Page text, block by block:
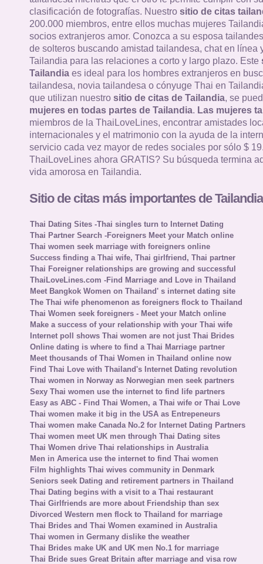
clasificación de fotografías. Nuestro sitio de citas
200.000 miembros, entre ellos muchas mujeres
socios extranjeros amor. Conozca a su esposa
de solteros buscando amistad tailandesa, chat en línea
Tailandia para las relaciones a corto y largo plazo. Este
Tailandiaes ideal para los hombres extranjeros en
tailandesa, novia tailandesa o cónyuge Thai en
que utilizan nuestro sitio de citas de Tailandia, se
mujeres en todas partes de Tailandia. Las mujeres
miembros de la ThaiLoveLines, encontrar amistades
internacionales y el matrimonio con la ayuda de la
servicio cada vez mayor de redes sociales por sólo $
ThaiLoveLines ahora GRATIS? Su búsqueda termina
vida amorosa en Tailandia.
Sitio de citas más importantes de
Thai Dating Sites -Thai singles turn to Internet Dating
Thai Partner Search -Foreigners Meet your Match online
Thai women seek marriage with foreigners online
Success finding a Thai wife, Thai girlfriend, Thai partner
Thai Foreigner relationships are growing and successful
ThaiLoveLines.com -Find Marriage and Love in Thailand
Meet Bangkok Women on Thailand' s internet dating site
The Thai wife phenomenon as foreigners flock to Thailand
Thai Women seek foreigners - Meet your Match online
Make a success of your relationship with your Thai wife
Internet poll shows Thai women are not just Thai Brides
Online dating is where to find a Thai Marriage partner
Meet thousands of Thai Women in Thailand online now
Find Thai Love with Thailand's Internet Dating revolution
Thai women in Norway as Norwegian men seek partners
Sexy Thai women use the internet to find life partners
Easy as ABC - Find Thai Women, a Thai wife or Thai Love
Thai women make it big in the USA as Entrepeneurs
Thai women make Canada No.2 for Internet Dating Partners
Thai women meet UK men through Thai Dating sites
Thai Women drive Thai relationships in Australia
Men in America use the internet to find Thai women
Film highlights Thai wives community in Denmark
Seniors seek Dating and retirement partners in Thailand
Thai Dating begins with a visit to a Thai restaurant
Thai Girlfriends are more about Friendship than sex
Divorced Western men flock to Thailand for marriage
Thai Brides and Thai Women examined in Australia
Thai women in Germany dislike the weather
Thai Brides make UK and UK men No.1 for marriage
Thai Bride sues Great Britain after marriage and visa row